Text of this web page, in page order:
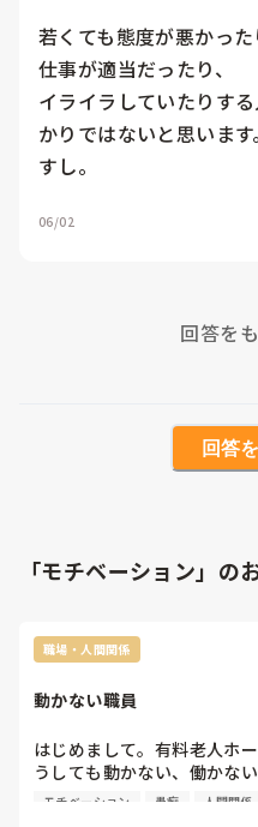
若くても態度が悪かった
仕事が適当だったり、
イライラしていたりす
かりではないと思いま
すし。
06/02
回答を
回答
「モチベーション」の
職場・人間関係
動かない職員
はじめまして。有料老人ホ
うしても動かない、働かな
ンサーが鳴っても、誰かが
モチベーション 愚痴 人間関係